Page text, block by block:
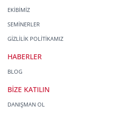
EKİBİMİZ
SEMİNERLER
GİZLİLİK POLİTİKAMIZ
HABERLER
BLOG
BİZE KATILIN
DANIŞMAN OL